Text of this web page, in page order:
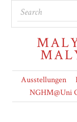
Ausstellungen
NGHM@Uni